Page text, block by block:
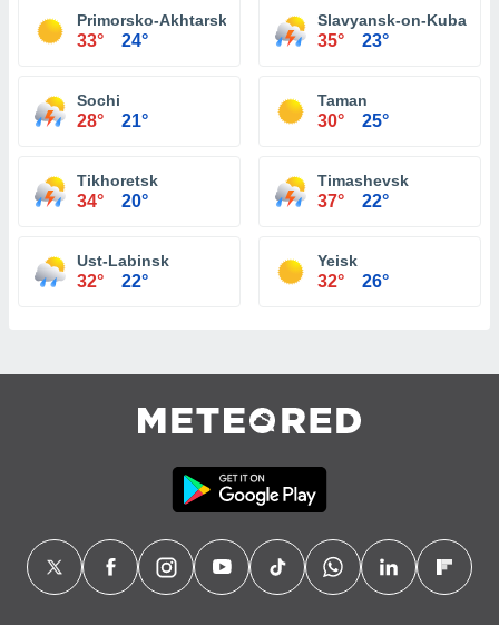
Primorsko-Akhtarsk
33° 24°
Slavyansk-on-Kuban
35° 23°
Sochi
28° 21°
Taman
30° 25°
Tikhoretsk
34° 20°
Timashevsk
37° 22°
Ust-Labinsk
32° 22°
Yeisk
32° 26°